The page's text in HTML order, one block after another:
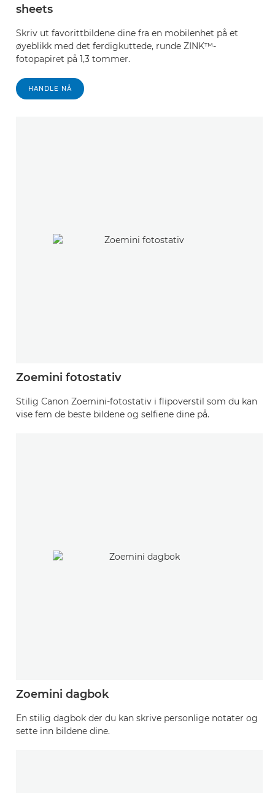
sheets
Skriv ut favorittbildene dine fra en mobilenhet på et
øyeblikk med det ferdigkuttede, runde ZINK™-
fotopapiret på 1,3 tommer.
HANDLE NÅ
Zoemini fotostativ
Stilig Canon Zoemini-fotostativ i flipoverstil som du kan
vise fem de beste bildene og selfiene dine på.
Zoemini dagbok
En stilig dagbok der du kan skrive personlige notater og
sette inn bildene dine.